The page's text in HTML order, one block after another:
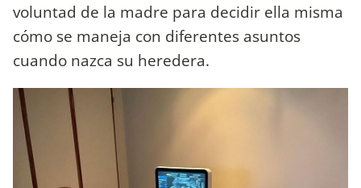
voluntad de la madre para decidir ella misma
cómo se maneja con diferentes asuntos
cuando nazca su heredera.